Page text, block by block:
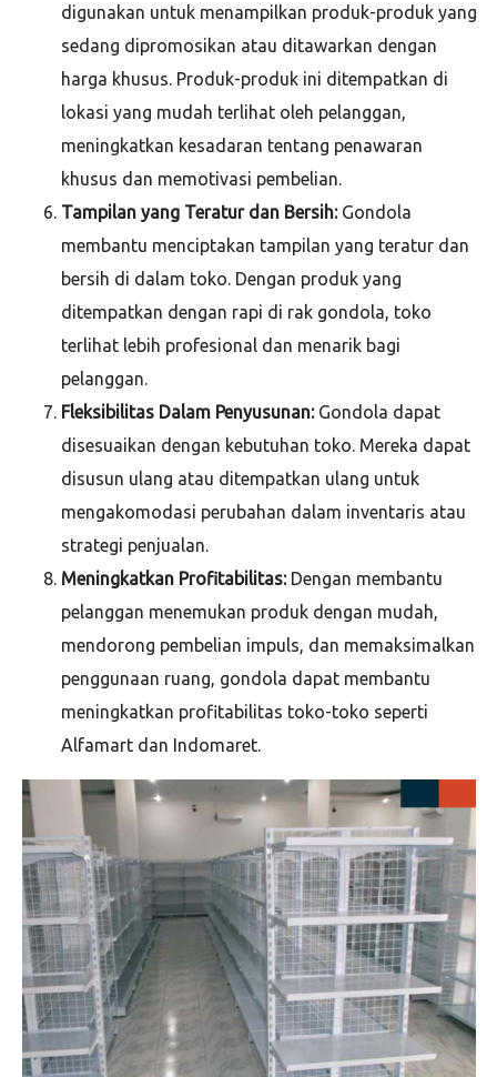
digunakan untuk menampilkan produk-produk yang
sedang dipromosikan atau ditawarkan dengan
harga khusus. Produk-produk ini ditempatkan di
lokasi yang mudah terlihat oleh pelanggan,
meningkatkan kesadaran tentang penawaran
khusus dan memotivasi pembelian.
Tampilan yang Teratur dan Bersih:Gondola
membantu menciptakan tampilan yang teratur dan
bersih di dalam toko. Dengan produk yang
ditempatkan dengan rapi di rak gondola, toko
terlihat lebih profesional dan menarik bagi
pelanggan.
Fleksibilitas Dalam Penyusunan:Gondola dapat
disesuaikan dengan kebutuhan toko. Mereka dapat
disusun ulang atau ditempatkan ulang untuk
mengakomodasi perubahan dalam inventaris atau
strategi penjualan.
Meningkatkan Profitabilitas:Dengan membantu
pelanggan menemukan produk dengan mudah,
mendorong pembelian impuls, dan memaksimalkan
penggunaan ruang, gondola dapat membantu
meningkatkan profitabilitas toko-toko seperti
Alfamart dan Indomaret.